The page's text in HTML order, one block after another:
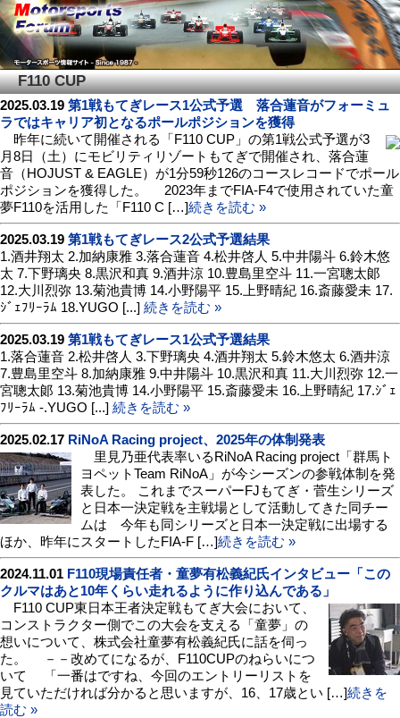
F110 CUP
2025.03.19 第1戦もてぎレース1公式予選 落合蓮音がフォーミュ
ラではキャリア初となるポールポジションを獲得
昨年に続いて開催される「F110 CUP」の第1戦公式予選が3
月8日（土）にモビリティリゾートもてぎで開催され、落合蓮
音（HOJUST & EAGLE）が1分59秒126のコースレコードでポール
ポジションを獲得した。 2023年までFIA-F4で使用されていた童
夢F110を活用した「F110 C […]続きを読む »
2025.03.19 第1戦もてぎレース2公式予選結果
1.酒井翔太 2.加納康雅 3.落合蓮音 4.松井啓人 5.中井陽斗 6.鈴木悠
太 7.下野璃央 8.黒沢和真 9.酒井涼 10.豊島里空斗 11.一宮聰太郞
12.大川烈弥 13.菊池貴博 14.小野陽平 15.上野晴紀 16.斎藤愛未 17.
ｼﾞｪﾌﾘｰﾗﾑ 18.YUGO [...] 続きを読む »
2025.03.19 第1戦もてぎレース1公式予選結果
1.落合蓮音 2.松井啓人 3.下野璃央 4.酒井翔太 5.鈴木悠太 6.酒井涼
7.豊島里空斗 8.加納康雅 9.中井陽斗 10.黒沢和真 11.大川烈弥 12.一
宮聰太郞 13.菊池貴博 14.小野陽平 15.斎藤愛未 16.上野晴紀 17.ｼﾞｪ
ﾌﾘｰﾗﾑ -.YUGO [...] 続きを読む »
2025.02.17 RiNoA Racing project、2025年の体制発表
里見乃亜代表率いるRiNoA Racing project「群馬ト
ヨペットTeam RiNoA」が今シーズンの参戦体制を発
表した。 これまでスーパーFJもてぎ・菅生シリーズ
と日本一決定戦を主戦場として活動してきた同チー
ムは 今年も同シリーズと日本一決定戦に出場する
ほか、昨年にスタートしたFIA-F […]続きを読む »
2024.11.01 F110現場責任者・童夢有松義紀氏インタビュー「この
クルマはあと10年くらい走れるように作り込んである」
F110 CUP東日本王者決定戦もてぎ大会において、
コンストラクター側でこの大会を支える「童夢」の
想いについて、株式会社童夢有松義紀氏に話を伺っ
た。 －－改めてになるが、F110CUPのねらいにつ
いて 「一番はですね、今回のエントリーリストを
見ていただければ分かると思いますが、16、17歳とい […]続きを
読む »